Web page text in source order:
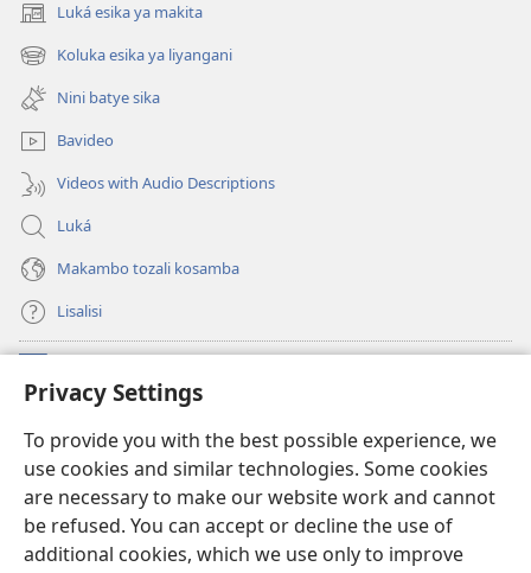
Privacy Settings
To provide you with the best possible experience, we
use cookies and similar technologies. Some cookies
are necessary to make our website work and cannot
be refused. You can accept or decline the use of
additional cookies, which we use only to improve
Luká esika ya makita
(fungolá
fenɛtrɛ
mosusu)
Koluka esika ya liyangani
(fungolá
fenɛtrɛ
mosusu)
Nini batye sika
Bavideo
Videos with Audio Descriptions
Luká
Makambo tozali kosamba
Lisalisi
(fungolá
fenɛtrɛ
Watchtower Mikanda oyo ezali na Internet
(fungolá
fenɛtrɛ
mosusu)JW Hub
(fungolá
fenɛtrɛ
mosusu)Programɛ JW Library ®